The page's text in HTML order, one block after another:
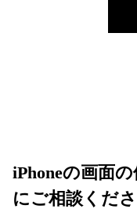
iPhoneの画面
にご相談くださ